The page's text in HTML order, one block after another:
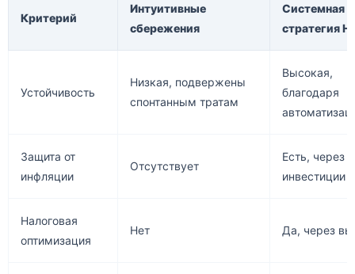
Критерий
Интуитивные
сбережения
Системная
стратегия
Устойчивость
Низкая, подвержены
спонтанным тратам
Высокая,
благодаря
Защита от
инфляции
Отсутствует
Есть, через
инвестиции
Налоговая
оптимизация
Нет Да, через